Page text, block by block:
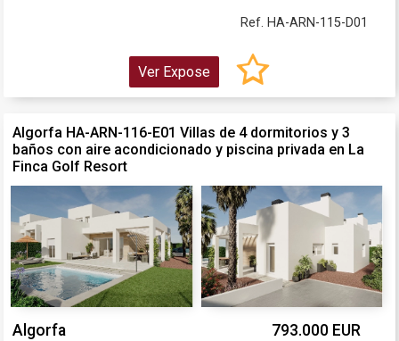
Ref. HA-ARN-115-D01
Ver Expose
Algorfa HA-ARN-116-E01 Villas de 4 dormitorios y 3
baños con aire acondicionado y piscina privada en La
Finca Golf Resort
Algorfa 793.000 EUR